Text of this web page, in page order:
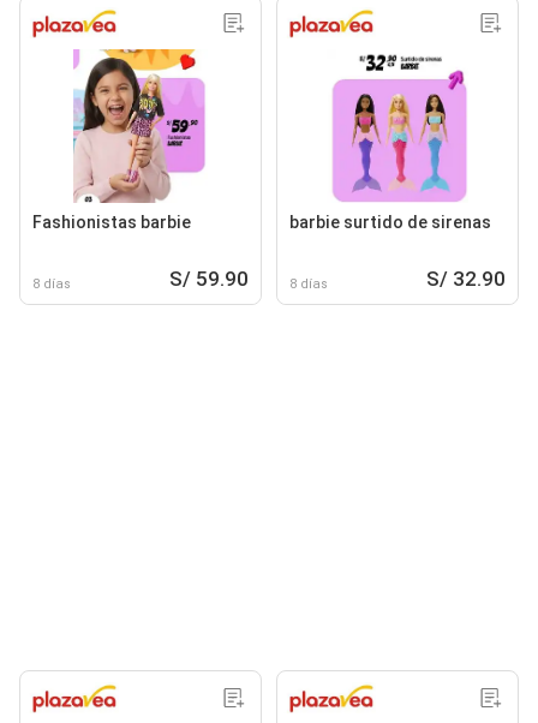
Fashionistas barbie
8 días S/ 59.90
barbie surtido de sirenas
8 días S/ 32.90